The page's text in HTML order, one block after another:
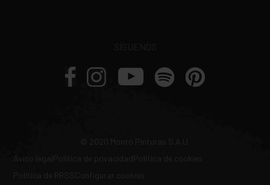
© 2020 Montó Pinturas S.A.U.
Aviso legal
Política de RRSS